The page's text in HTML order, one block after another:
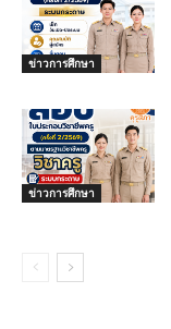
ข่าวการศึกษา
ข่าวการศึกษา